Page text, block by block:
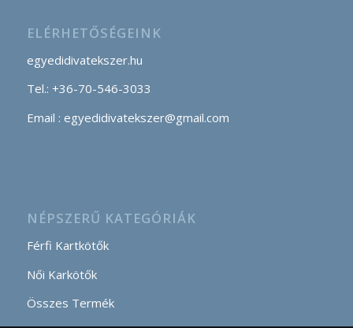
ELÉRHETŐSÉGEINK
egyedidivatekszer.hu
Tel.: +36-70-546-3033
Email : egyedidivatekszer@gmail.com
NÉPSZERŰ KATEGÓRIÁK
Férfi Kartkötők
Női Karkötők
Összes Termék